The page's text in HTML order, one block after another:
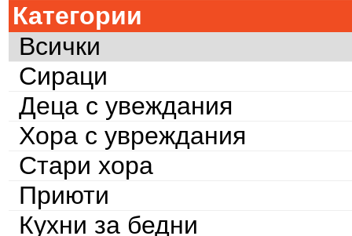
Категории
Всички
Сираци
Деца с увеждания
Хора с увреждания
Стари хора
Приюти
Кухни за бедни